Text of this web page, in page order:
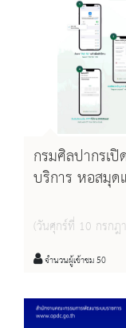
กรมศิลปากรเ
บริการ หอสมุด
(วันศุกร์ที่ 10 กรกฎ
จำนวนผู้เข้าชม 50